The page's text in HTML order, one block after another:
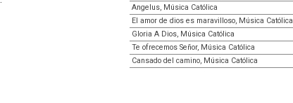
Angelus, Música Católica
El amor de dios es maravilloso, Música Católica
Gloria A Dios, Música Católica
Te ofrecemos Señor, Música Católica
Cansado del camino, Música Católica